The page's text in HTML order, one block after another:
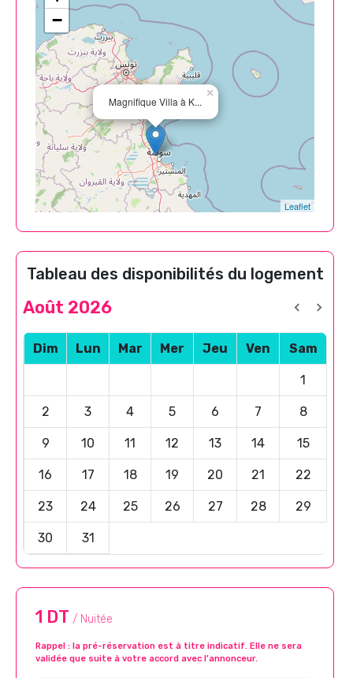
Magnifique Villa à K...
×
−
Leaflet
Tableau des disponibilités du logement
Août 2026
Dim Lun Mar Mer Jeu Ven Sam
1
2 3 4 5 6 7 8
9 10 11 12 13 14 15
16 17 18 19 20 21 22
23 24 25 26 27 28 29
30 31
1 DT / Nuitée
Rappel : la pré-réservation est à titre indicatif. Elle ne sera
validée que suite à votre accord avec l’annonceur.